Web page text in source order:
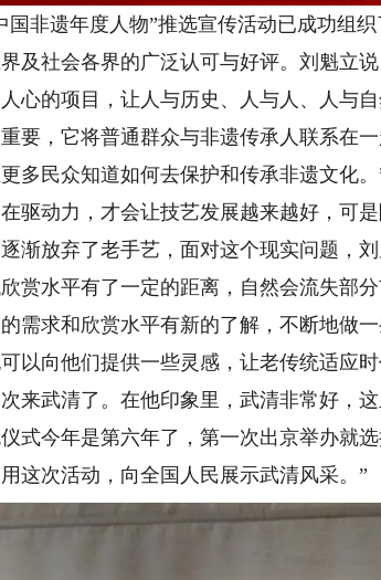
非遗年度人物”推选宣传活动已成功组织
及社会各界的广泛认可与好评。刘魁立
心的项目，让人与历史、人与人、人与
要，它将普通群众与非遗传承人联系在
多民众知道如何去保护和传承非遗文化。
动力，才会让技艺发展越来越好，可是
渐放弃了老手艺，面对这个现实问题，
赏水平有了一定的距离，自然会流失部
需求和欣赏水平有新的了解，不断地做
以向他们提供一些灵感，让老传统适应
武清了。在他印象里，武清非常好，这
式今年是第六年了，第一次出京举办就
这次活动，向全国人民展示武清风采。”